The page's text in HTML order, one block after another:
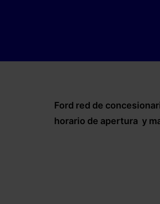
Ford red de
horario de apertura y